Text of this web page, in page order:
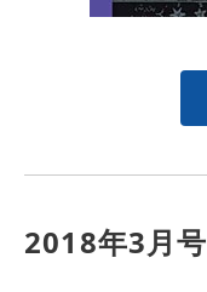
2018年3月号